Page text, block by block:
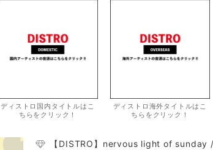
ディストロ国内タイトルはこ
ちらをクリック！
ディストロ海外タイトルはこ
ちらをクリック！
【DISTRO】nervous light of